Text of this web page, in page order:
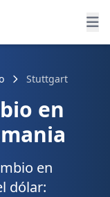
Stuttgart
en
en
dólar: